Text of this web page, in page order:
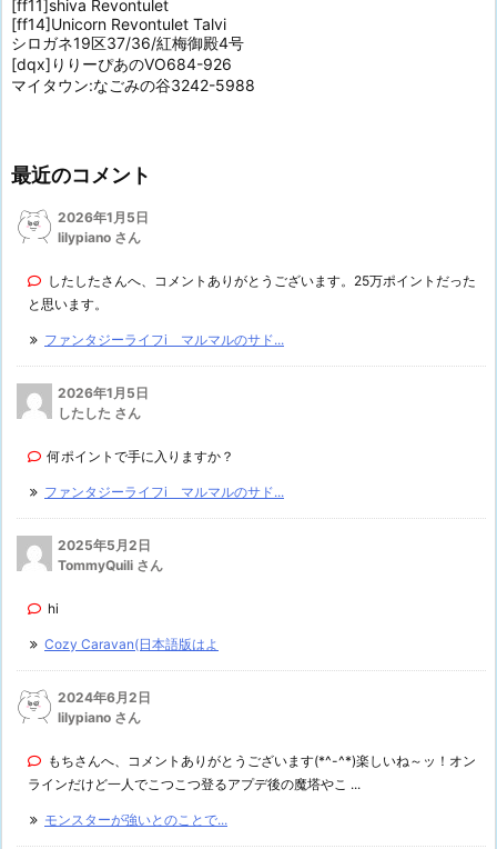
[ff11]shiva Revontulet
[ff14]Unicorn Revontulet Talvi
シロガネ19区37/36/紅梅御殿4号
[dqx]りりーぴあのVO684-926
マイタウン:なごみの谷3242-5988
最近のコメント
2026年1月5日
lilypiano さん
したしたさんへ、コメントありがとうございます。25万ポイントだった
と思います。
ファンタジーライフi マルマルのサド...
2026年1月5日
したした さん
何ポイントで手に入りますか？
ファンタジーライフi マルマルのサド...
2025年5月2日
TommyQuili さん
hi
Cozy Caravan(日本語版はよ
2024年6月2日
lilypiano さん
もちさんへ、コメントありがとうございます(*^-^*)楽しいね～ッ！オン
ラインだけど一人でこつこつ登るアプデ後の魔塔やこ ...
モンスターが強いとのことで...